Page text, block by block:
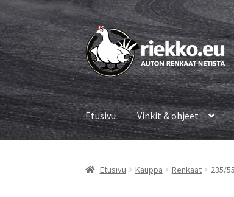
Siirry
navigointiin
Siirry
sisältöön
Etusivu Vinkit & ohjeet
Etusivu Kauppa Renkaat 235/